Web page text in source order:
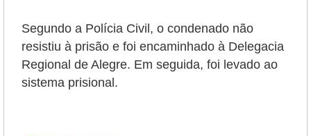
Segundo a Polícia Civil, o condenado não
resistiu à prisão e foi encaminhado à Delegacia
Regional de Alegre. Em seguida, foi levado ao
sistema prisional.